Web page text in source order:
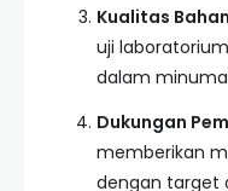
Kualitas
uji
dalam
Dukungan
memberikan
dengan target